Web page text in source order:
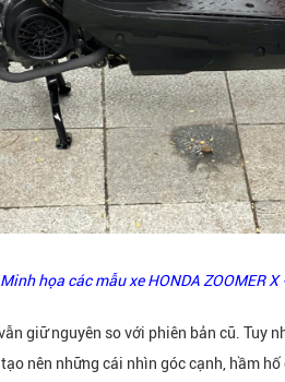
họa các mẫu xe HONDA ZOOMER
giữ nguyên so với phiên bản cũ. Tuy
nên những cái nhìn góc cạnh, hầm hố